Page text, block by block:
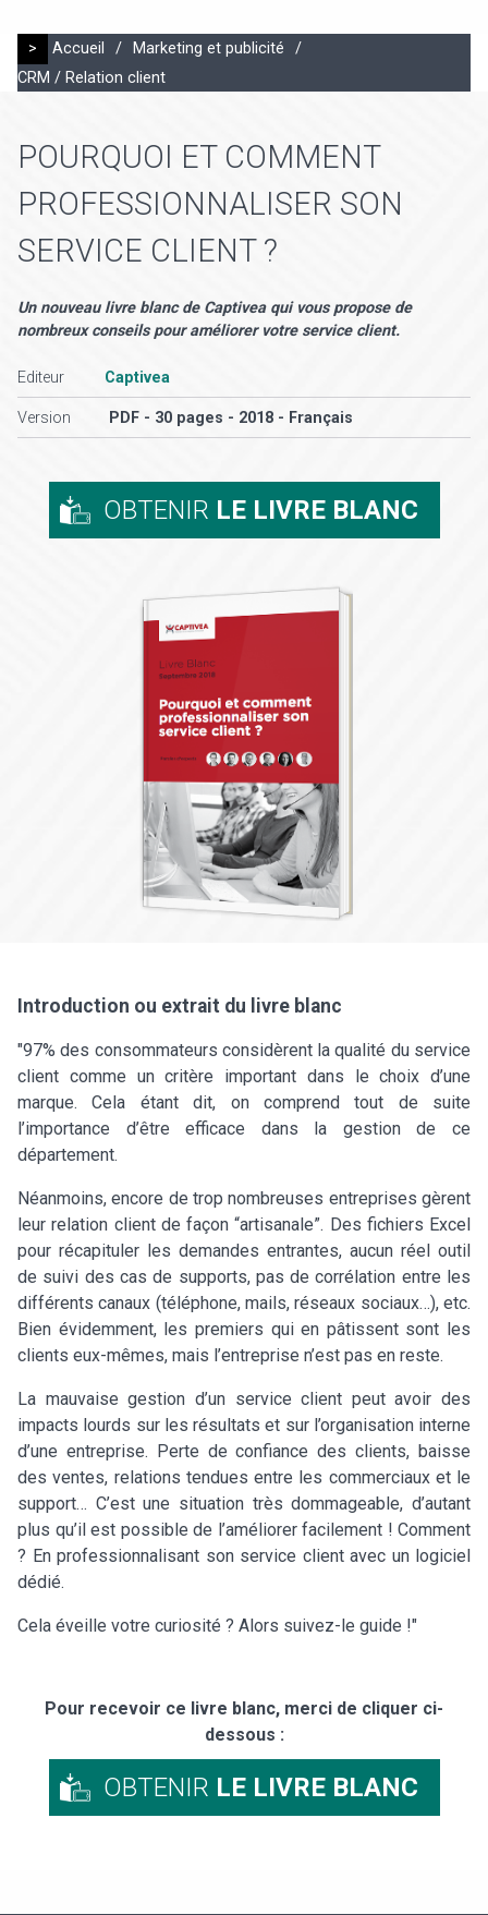
> Accueil / Marketing et publicité
/
CRM / Relation client
POURQUOI ET COMMENT
PROFESSIONNALISER SON
SERVICE CLIENT ?
Un nouveau livre blanc de Captivea qui vous propose de
nombreux conseils pour améliorer votre service client.
Editeur Captivea
Version PDF - 30 pages - 2018 - Français
OBTENIR LE LIVRE BLANC
Introduction ou extrait du livre blanc
"97% des consommateurs considèrent la qualité du service
client comme un critère important dans le choix d’une
marque. Cela étant dit, on comprend tout de suite
l’importance d’être efficace dans la gestion de ce
département.
Néanmoins, encore de trop nombreuses entreprises gèrent
leur relation client de façon “artisanale”. Des fichiers Excel
pour récapituler les demandes entrantes, aucun réel outil
de suivi des cas de supports, pas de corrélation entre les
différents canaux (téléphone, mails, réseaux sociaux…), etc.
Bien évidemment, les premiers qui en pâtissent sont les
clients eux-mêmes, mais l’entreprise n’est pas en reste.
La mauvaise gestion d’un service client peut avoir des
impacts lourds sur les résultats et sur l’organisation interne
d’une entreprise. Perte de confiance des clients, baisse
des ventes, relations tendues entre les commerciaux et le
support… C’est une situation très dommageable, d’autant
plus qu’il est possible de l’améliorer facilement ! Comment
? En professionnalisant son service client avec un logiciel
dédié.
Cela éveille votre curiosité ? Alors suivez-le guide !"
Pour recevoir ce livre blanc, merci de cliquer ci-
dessous :
OBTENIR LE LIVRE BLANC